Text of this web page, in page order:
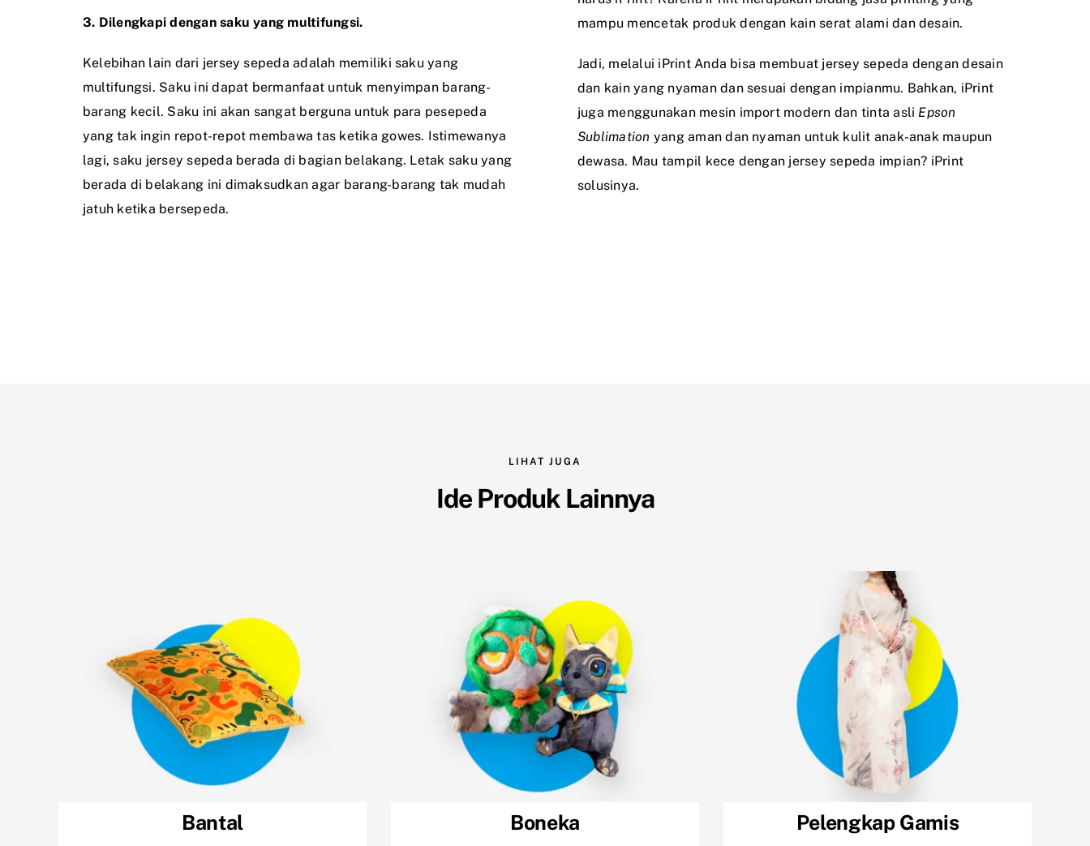
3. Dilengkapi dengan saku yang multifungsi.
Kelebihan lain dari jersey sepeda adalah memiliki saku yang
multifungsi. Saku ini dapat bermanfaat untuk menyimpan barang-
barang kecil. Saku ini akan sangat berguna untuk para pesepeda
yang tak ingin repot-repot membawa tas ketika gowes. Istimewanya
lagi, saku jersey sepeda berada di bagian belakang. Letak saku yang
berada di belakang ini dimaksudkan agar barang-barang tak mudah
jatuh ketika bersepeda.
mampu mencetak produk dengan kain serat alami dan desain.
Jadi, melalui iPrint Anda bisa membuat jersey sepeda dengan desain
dan kain yang nyaman dan sesuai dengan impianmu. Bahkan, iPrint
juga menggunakan mesin import modern dan tinta asli Epson
Sublimation yang aman dan nyaman untuk kulit anak-anak maupun
dewasa. Mau tampil kece dengan jersey sepeda impian? iPrint
solusinya.
LIHAT JUGA
Ide Produk Lainnya
Bantal Boneka Pelengkap Gamis